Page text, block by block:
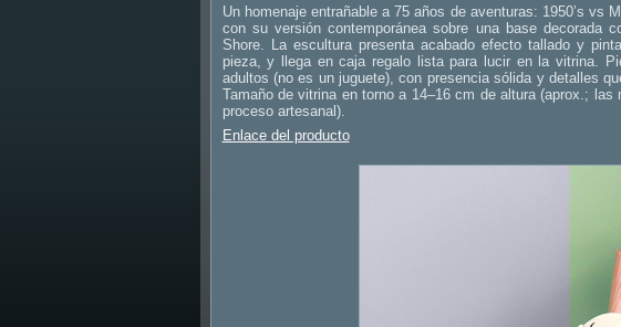
Un homenaje entrañable a 75 años de aventuras: 1950’s vs
con su versión contemporánea sobre una base decorada
Shore. La escultura presenta acabado efecto tallado y
pieza, y llega en caja regalo lista para lucir en la vitrina.
adultos (no es un juguete), con presencia sólida y detalles
Tamaño de vitrina en torno a 14–16 cm de altura (aprox.;
proceso artesanal).
Enlace del producto